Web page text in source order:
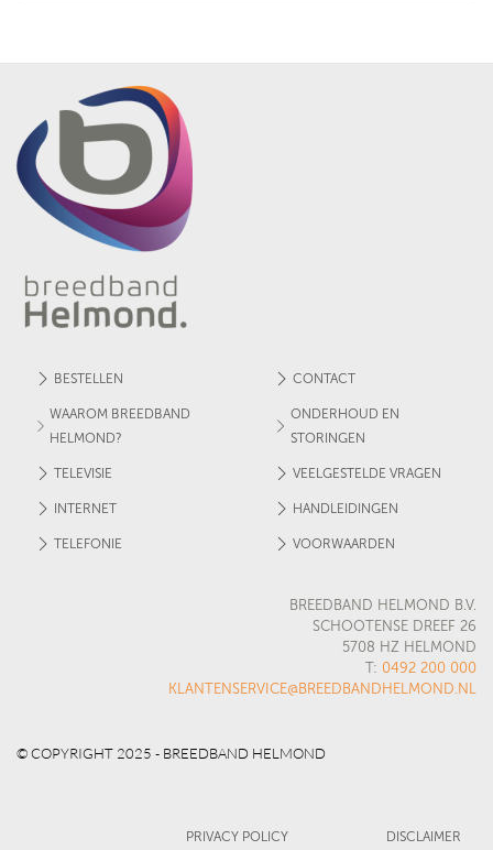
BESTELLEN
WAAROM BREEDBAND
HELMOND?
TELEVISIE
INTERNET
TELEFONIE
CONTACT
ONDERHOUD EN
STORINGEN
VEELGESTELDE VRAGEN
HANDLEIDINGEN
VOORWAARDEN
BREEDBAND HELMOND B.V.
SCHOOTENSE DREEF 26
5708 HZ HELMOND
T: 0492 200 000
KLANTENSERVICE@BREEDBANDHELMOND.NL
© COPYRIGHT 2025 - BREEDBAND HELMOND
PRIVACY POLICY DISCLAIMER